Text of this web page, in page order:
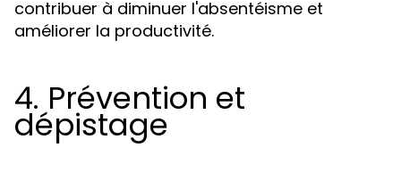
contribuer à diminuer l'absentéisme et
améliorer la productivité.
4. Prévention et
dépistage